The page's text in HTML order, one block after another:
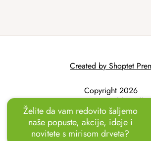
Uživajte u odmoru u vrtu!Drvene ležaljke
Created by Shoptet
Copyright 2026
AtmoWood.hr. All
rights reserved.
Želite da vam redovito šaljemo
naše popuste, akcije, ideje i
novitete s mirisom drveta?